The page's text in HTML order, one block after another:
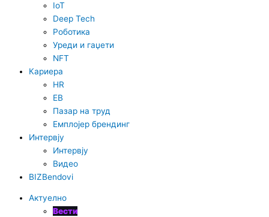
IoT
Deep Tech
Роботика
Уреди и гаџети
NFT
Кариера
HR
EB
Пазар на труд
Емплојер брендинг
Интервју
Интервју
Видео
BIZBendovi
Актуелно
Вести